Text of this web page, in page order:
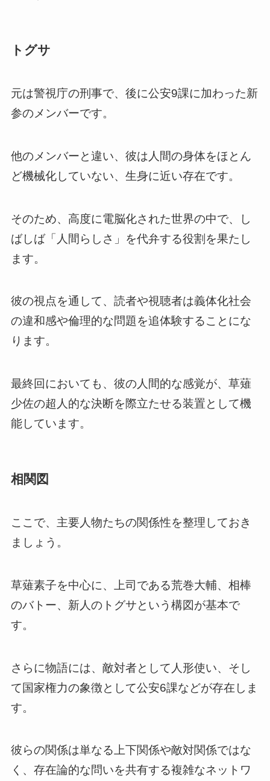
トグサ
元は警視庁の刑事で、後に公安9課に加わった新
参のメンバーです。
他のメンバーと違い、彼は人間の身体をほとん
ど機械化していない、生身に近い存在です。
そのため、高度に電脳化された世界の中で、し
ばしば「人間らしさ」を代弁する役割を果たし
ます。
彼の視点を通して、読者や視聴者は義体化社会
の違和感や倫理的な問題を追体験することにな
ります。
最終回においても、彼の人間的な感覚が、草薙
少佐の超人的な決断を際立たせる装置として機
能しています。
相関図
ここで、主要人物たちの関係性を整理しておき
ましょう。
草薙素子を中心に、上司である荒巻大輔、相棒
のバトー、新人のトグサという構図が基本で
す。
さらに物語には、敵対者として人形使い、そし
て国家権力の象徴として公安6課などが存在しま
す。
彼らの関係は単なる上下関係や敵対関係ではな
く、存在論的な問いを共有する複雑なネットワ